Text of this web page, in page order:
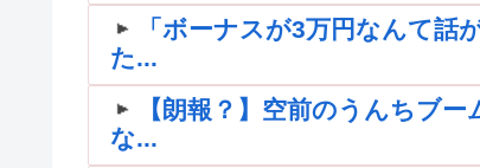
「ボーナスが3万円なんて話
た...
【朗報？】空前のうんちブ
な...